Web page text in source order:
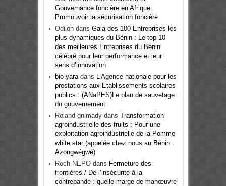
Gouvernance foncière en Afrique:
Promouvoir la sécurisation foncière
Odilondans Gala des 100 Entreprises les
plus dynamiques du Bénin : Le top 10
des meilleures Entreprises du Bénin
célébré pour leur performance et leur
sens d’innovation
bio yaradans
L’Agence nationale pour les
prestations aux Etablissements scolaires
publics : (ANaPES)Le plan de sauvetage
du gouvernement
Roland gnimadydans Transformation
agroindustrielle des fruits : Pour une
exploitation agroindustrielle de la Pomme
white star (appelée chez nous au Bénin :
Azongwégwé)
Roch NEPOdans Fermeture des
frontières / De l’insécurité à la
contrebande : quelle marge de manœuvre